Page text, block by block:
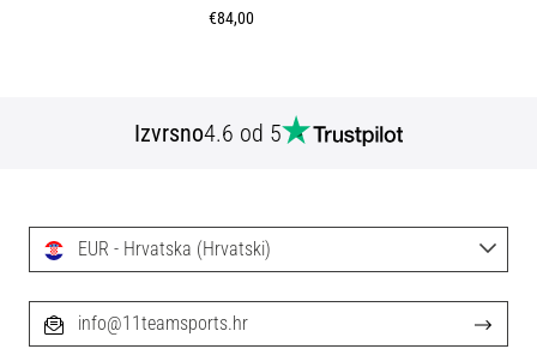
€84,00
Izvrsno4.6 od 5
EUR - Hrvatska (Hrvatski)
info@11teamsports.hr